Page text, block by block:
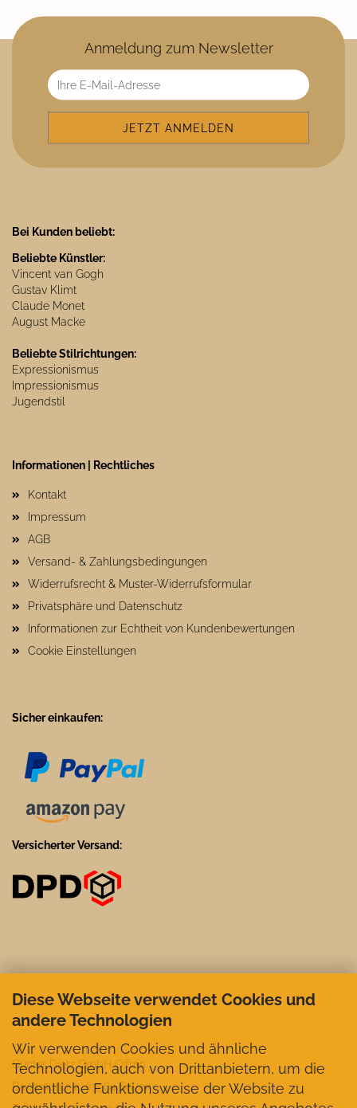
Diese Webseite verwendet Cookies und
andere Technologien
Wir verwenden Cookies und ähnliche
Technologien, auch von Drittanbietern, um die
ordentliche Funktionsweise der Website zu
Anmeldung zum Newsletter
Bei Kunden beliebt:
Beliebte Künstler:
Vincent van Gogh
Gustav Klimt
Claude Monet
August Macke
Beliebte Stilrichtungen:
Expressionismus
Impressionismus
Jugendstil
Informationen | Rechtliches
Kontakt
Impressum
AGB
Versand- & Zahlungsbedingungen
Widerrufsrecht & Muster-Widerrufsformular
Privatsphäre und Datenschutz
Informationen zur Echtheit von Kundenbewertungen
Cookie Einstellungen
Sicher einkaufen:
Versicherter Versand:
Günter Dietz GmbH Offizin
Bachmühle 2, 83564 Soyen